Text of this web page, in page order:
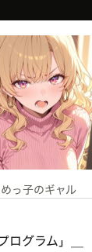
っ子のギャル
ログラム」__